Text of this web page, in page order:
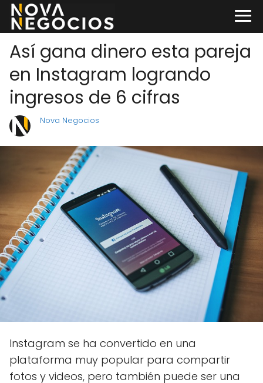
Así gana dinero esta pareja
en Instagram logrando
ingresos de 6 cifras
Nova Negocios
Instagram se ha convertido en una
plataforma muy popular para compartir
fotos y videos, pero también puede ser una